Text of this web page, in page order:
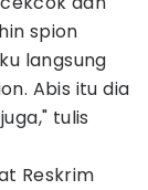
spion
langsung
Abis itu dia
tulis
Reskrim